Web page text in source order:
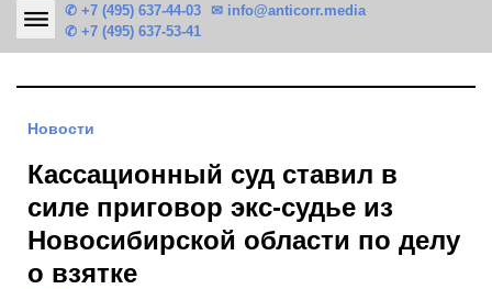
✆ +7 (495) 637-44-03
✆ +7 (495) 637-53-41
✉ info@anticorr.media
Новости
Кассационный суд ставил в
силе приговор экс-судье из
Новосибирской области по делу
о взятке